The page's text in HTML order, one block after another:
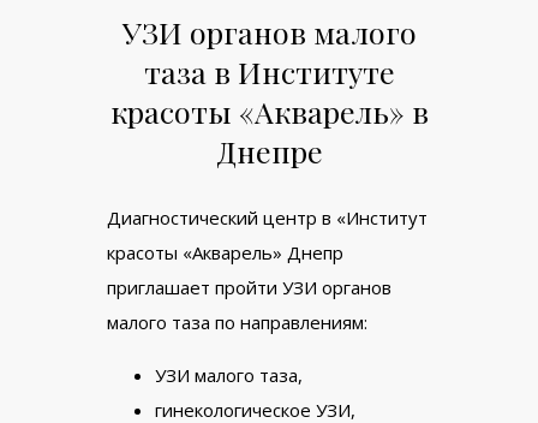
УЗИ органов малого
таза в Институте
красоты «Акварель» в
Днепре
Диагностический центр в «Институт
красоты «Акварель» Днепр
приглашает пройти УЗИ органов
малого таза по направлениям:
УЗИ малого таза,
гинекологическое УЗИ,